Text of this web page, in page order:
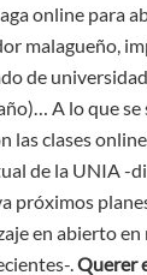
online para
malagueño,
de
A lo que
las clases
de la UNIA -
próximos
en abierto
.Querer